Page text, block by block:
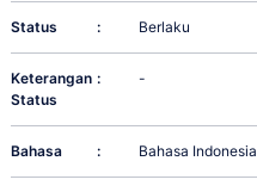
Status : Berlaku
Keterangan
Status
: -
Bahasa : Bahasa Indonesia